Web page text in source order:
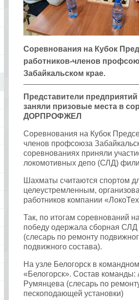
Соревнования на Кубок
работников-членов
Забайкальском крае.
Представители
заняли призовые места в
ДОРПРОФЖЕЛ
Соревнования на Кубок
членов профсоюза
соревнованиях приняли
локомотивных депо (СЛД)
Шахматы считаются спортом
целеустремленным,
работников компании
Так, по итогам соревнований
победу одержала сборная
(слесарь по ремонту
подвижного состава).
На узле Белогорск в
«Белогорск». Состав команды:
Румянцева (слесарь по
пескоподающей установки)